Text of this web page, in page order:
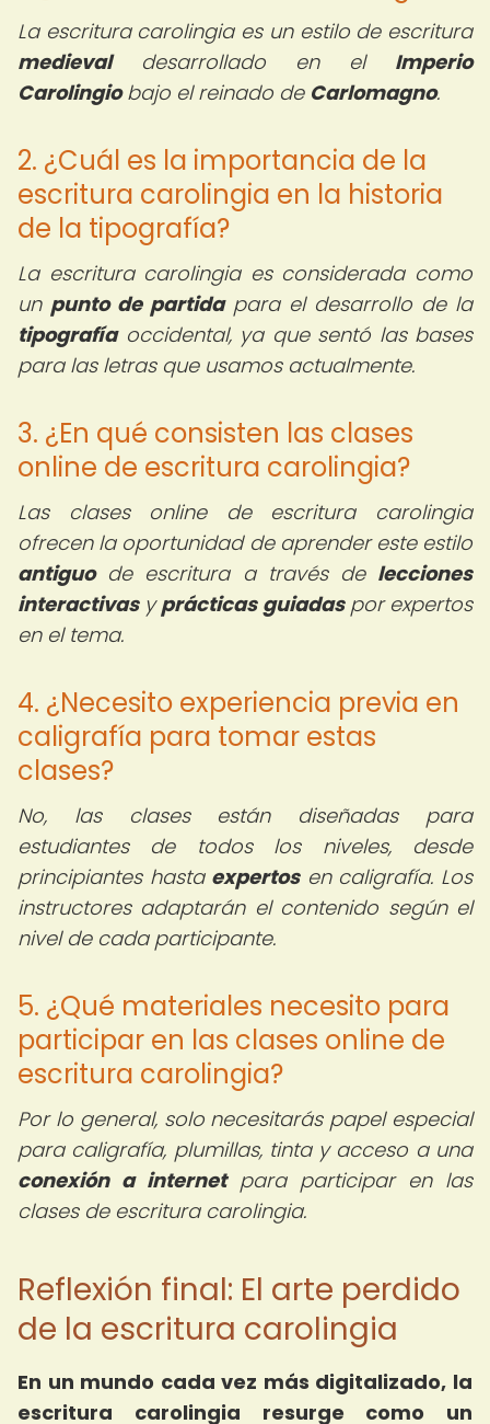
La escritura carolingia es un estilo de escritura
medievaldesarrollado en el Imperio
Carolingiobajo el reinado de Carlomagno.
2. ¿Cuál es la importancia de la
escritura carolingia en la historia
de la tipografía?
La escritura carolingia es considerada como
un punto de partidapara el desarrollo de la
tipografíaoccidental, ya que sentó las bases
para las letras que usamos actualmente.
3. ¿En qué consisten las clases
online de escritura carolingia?
Las clases online de escritura carolingia
ofrecen la oportunidad de aprender este estilo
antiguode escritura a través de lecciones
interactivasyprácticas guiadaspor expertos
en el tema.
4. ¿Necesito experiencia previa en
caligrafía para tomar estas
clases?
No, las clases están diseñadas para
estudiantes de todos los niveles, desde
principiantes hasta expertosen caligrafía. Los
instructores adaptarán el contenido según el
nivel de cada participante.
5. ¿Qué materiales necesito para
participar en las clases online de
escritura carolingia?
Por lo general, solo necesitarás papel especial
para caligrafía, plumillas, tinta y acceso a una
conexión a internetpara participar en las
clases de escritura carolingia.
Reflexión final: El arte perdido
de la escritura carolingia
En un mundo cada vez más digitalizado, la
escritura carolingia resurge como un